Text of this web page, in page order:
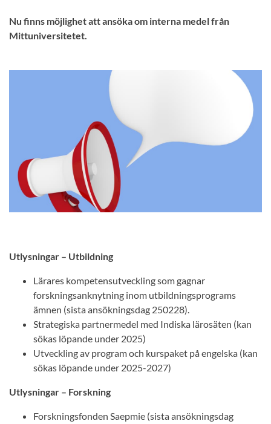
Nu finns möjlighet att ansöka om interna medel från
Mittuniversitetet.
Utlysningar – Utbildning
Lärares kompetensutveckling som gagnar
forskningsanknytning inom utbildningsprograms
ämnen (sista ansökningsdag 250228).
Strategiska partnermedel med Indiska lärosäten (kan
sökas löpande under 2025)
Utveckling av program och kurspaket på engelska (kan
sökas löpande under 2025-2027)
Utlysningar – Forskning
Forskningsfonden Saepmie (sista ansökningsdag